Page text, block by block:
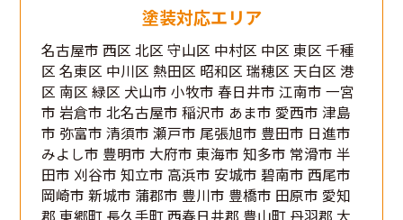
塗装対応エリア
名古屋市 西区 北区 守山区 中村区 中区 東区 千種
区 名東区 中川区 熱田区 昭和区 瑞穂区 天白区 港
区 南区 緑区 犬山市 小牧市 春日井市 江南市 一宮
市 岩倉市 北名古屋市 稲沢市 あま市 愛西市 津島
市 弥富市 清須市 瀬戸市 尾張旭市 豊田市 日進市
みよし市 豊明市 大府市 東海市 知多市 常滑市 半
田市 刈谷市 知立市 高浜市 安城市 碧南市 西尾市
岡崎市 新城市 蒲郡市 豊川市 豊橋市 田原市 愛知